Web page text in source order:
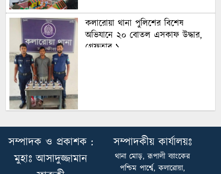
কলারোয়া থানা পুলিশের বিশেষ
অভিযানে ২০ বোতল এসকাফ উদ্ধার,
গ্রেফতার ১
আশাশুনি উপজেলা পুস্তক প্রকাশক ও
বিক্রেতা সমিতির কমিটি গঠন।।
সভাপতি-মনিরুজ্জামান,সাধাঃ সম্পাদক-
গাউসুল আজম
সাতক্ষীরায় জুলাই শহীদ স্মৃতিস্তম্ভে
সম্পাদক ও প্রকাশক :
মুহাঃ আসাদুজ্জামান
সম্পাদকীয় কার্যালয়ঃ
থানা মোড়, রূপালী ব্যাংকের
পশ্চিম পার্শ্বে, কলারোয়া,